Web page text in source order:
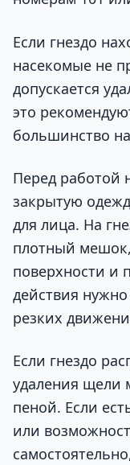
Если гнездо
насекомые не
допускается
это
большинство
Перед работой
закрытую
для лица. На
плотный
поверхности и
действия
резких
Если гнездо
удаления щели
пеной. Если
или